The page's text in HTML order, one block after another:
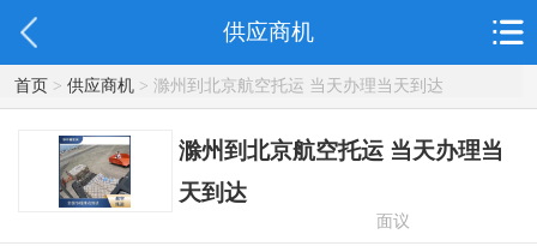
供应商机
首页> 供应商机> 滁州到北京航空托运 当天办理当天到达
滁州到北京航空托运 当天办理当
天到达
面议